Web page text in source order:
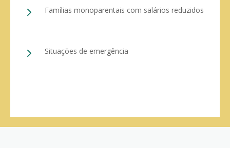
5 Famílias monoparentais com salários reduzidos
5 Situações de emergência